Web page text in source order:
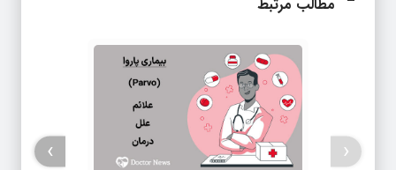
مطالب مرتبط
‹
›